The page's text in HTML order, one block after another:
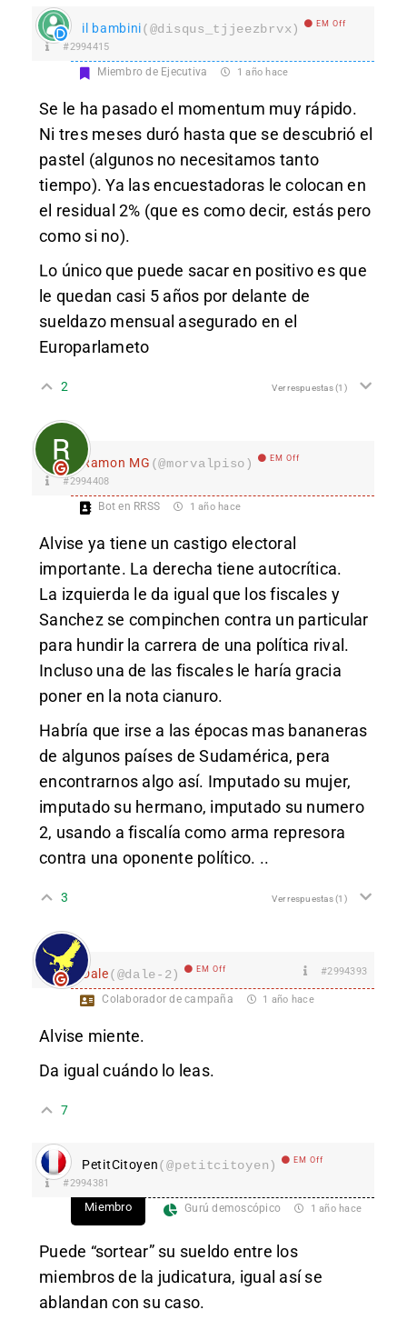
il bambini(@disqus_tjjeezbrvx) EM Off
#2994415
Miembro de Ejecutiva 1 año hace
Se le ha pasado el momentum muy rápido.
Ni tres meses duró hasta que se descubrió el
pastel (algunos no necesitamos tanto
tiempo). Ya las encuestadoras le colocan en
el residual 2% (que es como decir, estás pero
como si no).
Lo único que puede sacar en positivo es que
le quedan casi 5 años por delante de
sueldazo mensual asegurado en el
Europarlameto
2 Ver respuestas(1)
Ramon MG (@morvalpiso) EM Off
#2994408
Bot en RRSS 1 año hace
Alvise ya tiene un castigo electoral
importante. La derecha tiene autocrítica.
La izquierda le da igual que los fiscales y
Sanchez se compinchen contra un particular
para hundir la carrera de una política rival.
Incluso una de las fiscales le haría gracia
poner en la nota cianuro.
Habría que irse a las épocas mas bananeras
de algunos países de Sudamérica, pera
encontrarnos algo así. Imputado su mujer,
imputado su hermano, imputado su numero
2, usando a fiscalía como arma represora
contra una oponente político. ..
3 Ver respuestas(1)
Dale(@dale-2) EM Off #2994393
Colaborador de campaña 1 año hace
Alvise miente.
Da igual cuándo lo leas.
7
PetitCitoyen(@petitcitoyen) EM Off
#2994381
Miembro Gurú demoscópico 1 año hace
Puede “sortear” su sueldo entre los
miembros de la judicatura, igual así se
ablandan con su caso.